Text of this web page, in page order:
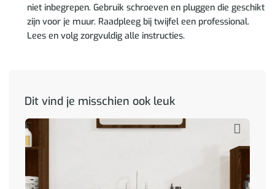
niet inbegrepen. Gebruik schroeven en pluggen die geschikt
zijn voor je muur. Raadpleeg bij twijfel een professional.
Lees en volg zorgvuldig alle instructies.
Dit vind je misschien ook leuk